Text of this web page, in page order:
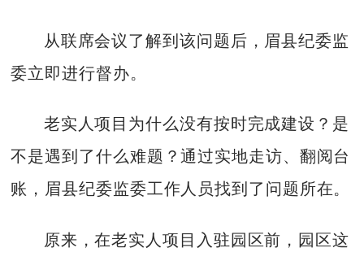
从联席会议了解到该问题后，眉县纪委监
委立即进行督办。
老实人项目为什么没有按时完成建设？是
不是遇到了什么难题？通过实地走访、翻阅台
账，眉县纪委监委工作人员找到了问题所在。
原来，在老实人项目入驻园区前，园区这